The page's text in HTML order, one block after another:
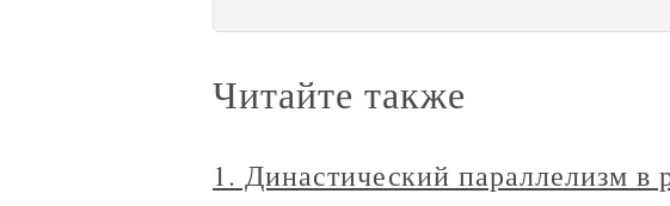
Читайте также
1. Династический параллелизм в